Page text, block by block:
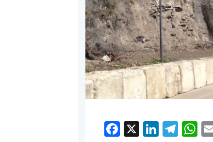
Facebook
X